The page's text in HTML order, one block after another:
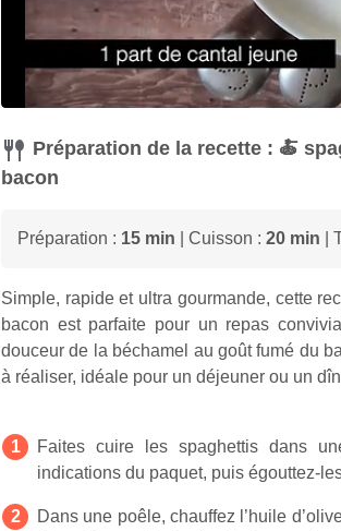
Préparation de la recette : 🍝
bacon
Préparation : 15 min | Cuisson : 20 min |
Simple, rapide et ultra gourmande, cette
bacon est parfaite pour un repas
douceur de la béchamel au goût fumé du
à réaliser, idéale pour un déjeuner ou un
Faites cuire les spaghettis dans
indications du paquet, puis égouttez-
Dans une poêle, chauffez l’huile